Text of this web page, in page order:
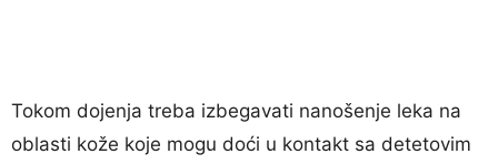
Tokom dojenja treba izbegavati nanošenje leka na
oblasti kože koje mogu doći u kontakt sa detetovim